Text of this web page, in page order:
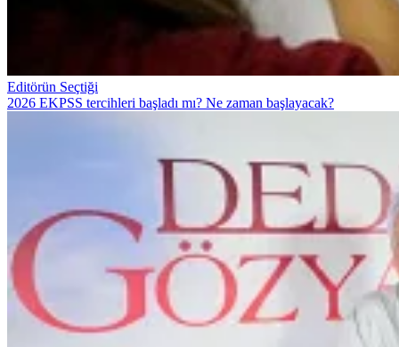
Editörün Seçtiği
2026 EKPSS tercihleri başladı mı? Ne zaman başlayacak?